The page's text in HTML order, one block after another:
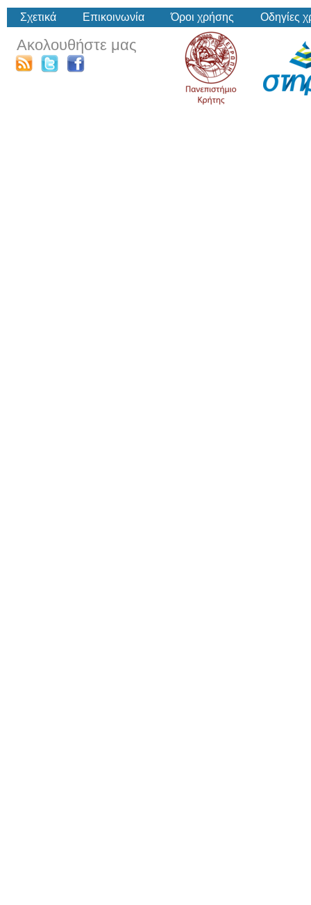
Σχετικά Επικοινωνία Όροι χρήσης Οδηγίες
Ακολουθήστε μας